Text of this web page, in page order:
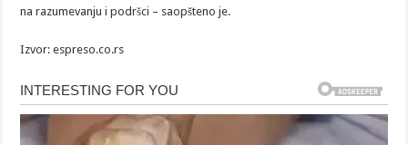
na razumevanju i podršci – saopšteno je.
Izvor: espreso.co.rs